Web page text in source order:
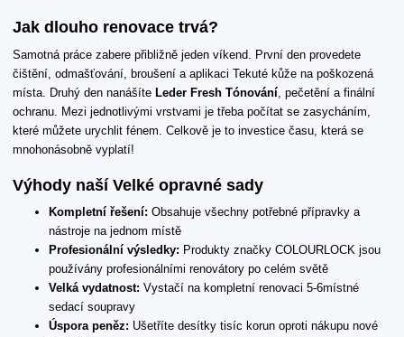
Jak dlouho renovace trvá?
Samotná práce zabere přibližně jeden víkend. První den provedete
čištění, odmašťování, broušení a aplikaci Tekuté kůže na poškozená
místa. Druhý den nanášíte Leder Fresh Tónování, pečetění a finální
ochranu. Mezi jednotlivými vrstvami je třeba počítat se zasycháním,
které můžete urychlit fénem. Celkově je to investice času, která se
mnohonásobně vyplatí!
Výhody naší Velké opravné sady
Kompletní řešení: Obsahuje všechny potřebné přípravky a
nástroje na jednom místě
Profesionální výsledky: Produkty značky COLOURLOCK jsou
používány profesionálními renovátory po celém světě
Velká vydatnost: Vystačí na kompletní renovaci 5-6místné
sedací soupravy
Úspora peněz: Ušetříte desítky tisíc korun oproti nákupu nové